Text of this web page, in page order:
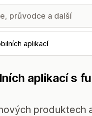
aplikací
aplikací s
produktech